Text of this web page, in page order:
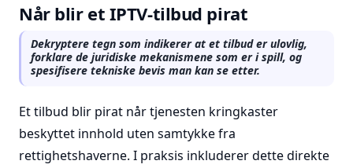
Når blir et IPTV-tilbud pirat
Dekryptere tegn som indikerer at et tilbud er ulovlig,
forklare de juridiske mekanismene som er i spill, og
spesifisere tekniske bevis man kan se etter.
Et tilbud blir pirat når tjenesten kringkaster
beskyttet innhold uten samtykke fra
rettighetshaverne. I praksis inkluderer dette direkte